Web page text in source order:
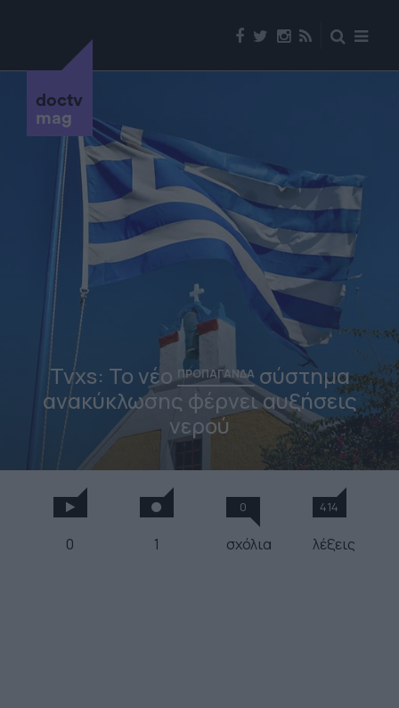
doctv
mag
Tvxs: Το νέο ΠΡΟΠΑΓΑΝΔΑ σύστημα
ανακύκλωσης φέρνει αυξήσεις
νερού
0 1
0
σχόλια
414
λέξεις